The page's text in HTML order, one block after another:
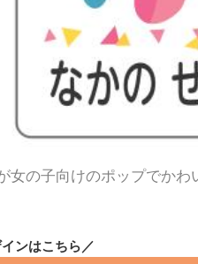
女の子向けのポップでかわ
ンはこちら／